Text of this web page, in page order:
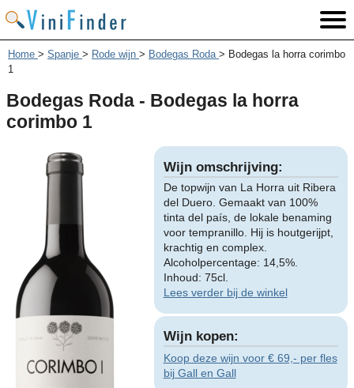
Home > Spanje > Rode wijn > Bodegas Roda > Bodegas la horra corimbo
1
Bodegas Roda - Bodegas la horra
corimbo 1
Wijn omschrijving:
De topwijn van La Horra uit Ribera
del Duero. Gemaakt van 100%
tinta del país, de lokale benaming
voor tempranillo. Hij is houtgerijpt,
krachtig en complex.
Alcoholpercentage: 14,5%.
Inhoud: 75cl.
Lees verder bij de winkel
Wijn kopen:
Koop deze wijn voor € 69,- per fles
bij Gall en Gall